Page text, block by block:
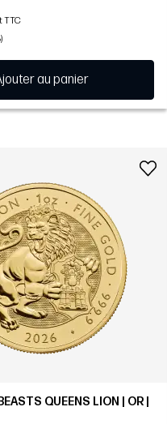
TTC
au panier
QUEENS LION | OR |